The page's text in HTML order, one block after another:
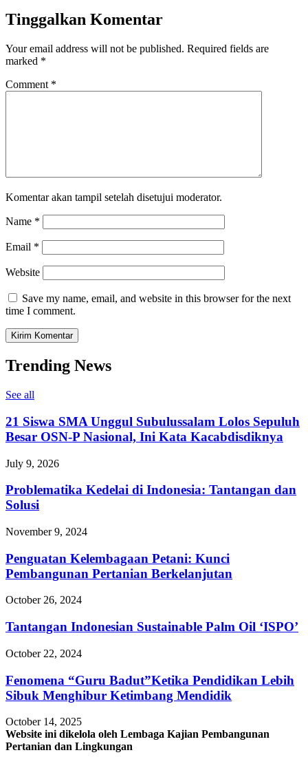
Tinggalkan Komentar
Your email address will not be published. Required fields are
marked *
Comment *
Komentar akan tampil setelah disetujui moderator.
Name *
Email *
Website
Save my name, email, and website in this browser for the next
time I comment.
Trending News
See all
21 Siswa SMA Unggul Subulussalam Lolos Sepuluh
Besar OSN-P Nasional, Ini Kata Kacabdisdiknya
July 9, 2026
Problematika Kedelai di Indonesia: Tantangan dan
Solusi
November 9, 2024
Penguatan Kelembagaan Petani: Kunci
Pembangunan Pertanian Berkelanjutan
October 26, 2024
Tantangan Indonesian Sustainable Palm Oil ‘ISPO’
October 22, 2024
Fenomena “Guru Badut”Ketika Pendidikan Lebih
Sibuk Menghibur Ketimbang Mendidik
October 14, 2025
Website ini dikelola oleh Lembaga Kajian Pembangunan
Pertanian dan Lingkungan